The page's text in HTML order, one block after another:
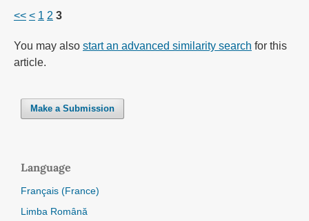
<< < 1 2 3
You may also start an advanced similarity search for this
article.
Make a Submission
Language
Français (France)
Limba Română